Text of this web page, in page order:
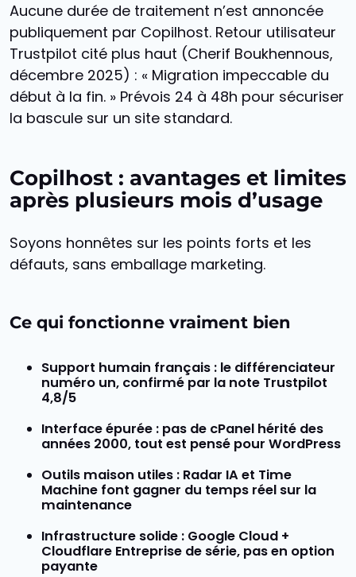
Aucune durée de traitement n’est annoncée
publiquement par Copilhost. Retour utilisateur
Trustpilot cité plus haut (Cherif Boukhennous,
décembre 2025) : « Migration impeccable du
début à la fin. » Prévois 24 à 48h pour sécuriser
la bascule sur un site standard.
Copilhost : avantages et limites
après plusieurs mois d’usage
Soyons honnêtes sur les points forts et les
défauts, sans emballage marketing.
Ce qui fonctionne vraiment bien
Support humain français : le différenciateur
numéro un, confirmé par la note Trustpilot
4,8/5
Interface épurée : pas de cPanel hérité des
années 2000, tout est pensé pour WordPress
Outils maison utiles : Radar IA et Time
Machine font gagner du temps réel sur la
maintenance
Infrastructure solide : Google Cloud +
Cloudflare Entreprise de série, pas en option
payante